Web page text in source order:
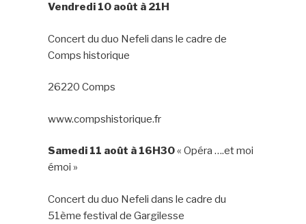
Vendredi 10 août à 21H
Concert du duo Nefeli dans le cadre de
Comps historique
26220 Comps
www.compshistorique.fr
Samedi 11 août à 16H30« Opéra ….et moi
émoi »
Concert du duo Nefeli dans le cadre du
51ème festival de Gargilesse